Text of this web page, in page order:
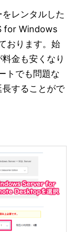
レンタルした
for Windows
おります。始
金も安くなり
トでも問題な
することがで